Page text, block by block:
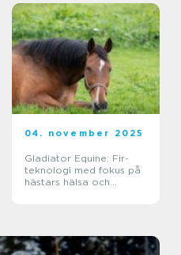
04. november 2025
Gladiator Equine: Fir-
teknologi med fokus på
hästars hälsa och